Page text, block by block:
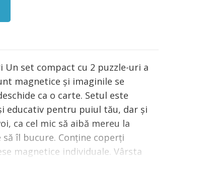
Un set compact cu 2 puzzle-uri a
magnetice și imaginile se
ca o carte. Setul este
educativ pentru puiul tău, dar și
ca cel mic să aibă mereu la
îl bucure. Conține coperți
magnetice individuale. Vârsta
Contraindicat copiilor sub
supravegherea copilului